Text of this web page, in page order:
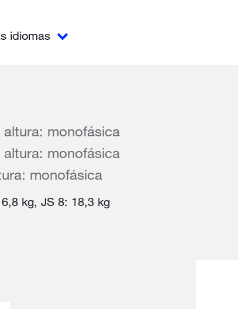
idiomas
monofásica
monofásica
monofásica
kg, JS 8: 18,3 kg